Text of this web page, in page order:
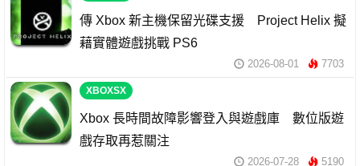
傳 Xbox 新主機保留光碟支援 Project Helix 擬
藉實體遊戲挑戰 PS6
2026-08-01 7703
XBOXSX
Xbox 長時間故障影響登入與遊戲庫 數位版遊
戲存取再惹關注
2026-07-28 5190